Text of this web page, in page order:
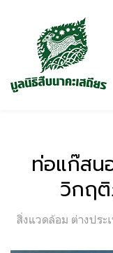
ท่อแก๊สน
วิกฤติ
Categories:
สิ่งแวดล้อม ต่างประ